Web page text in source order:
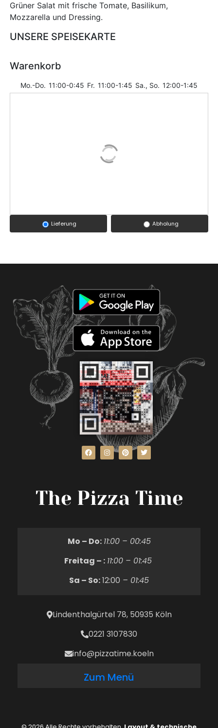
Grüner Salat mit frische Tomate, Basilikum,
Mozzarella und Dressing.
UNSERE SPEISEKARTE
Warenkorb
Mo.-Do. 11:00-0:45 Fr. 11:00-1:45 Sa., So. 12:00-1:45
Lieferung Abholung
The Pizza Time
Mo – Do: 11:00 – 00:45
Freitag – : 11:00 – 01:45
Sa – So:12:00 – 01:45
Lindenthalgürtel 78, 50935 Köln
0221 3107830
info@pizzatime.koeln
Zum Menü